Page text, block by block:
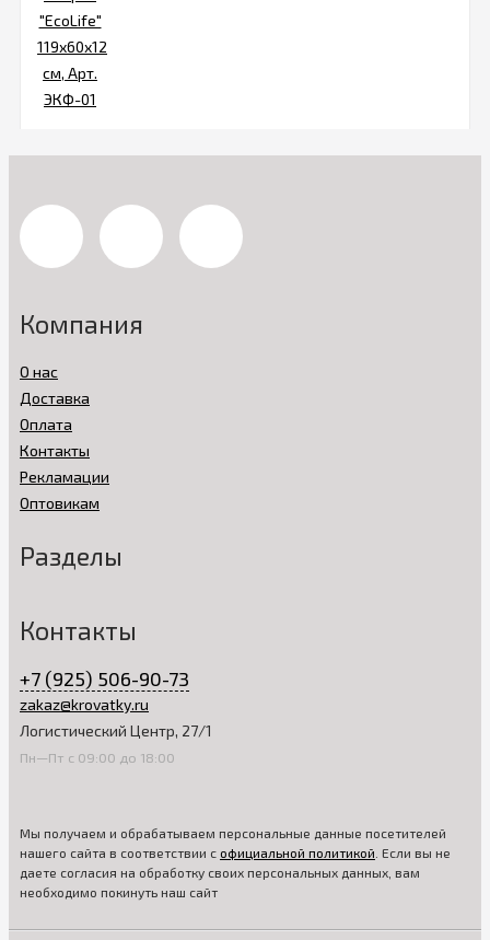
Компания
О нас
Доставка
Оплата
Контакты
Рекламации
Оптовикам
Разделы
Контакты
+7 (925) 506-90-73
zakaz@krovatky.ru
Логистический Центр, 27/1
Пн—Пт с 09:00 до 18:00
Мы получаем и обрабатываем персональные данные посетителей
нашего сайта в соответствии с официальной политикой . Если вы не
даете согласия на обработку своих персональных данных, вам
необходимо покинуть наш сайт